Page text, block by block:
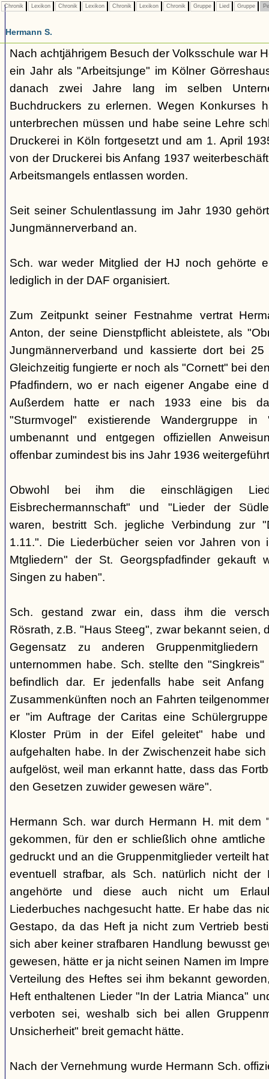
Chronik Lexikon Chronik Lexikon Chronik Lexikon Chronik Gruppe Lied Gruppe
Hermann S.
Nach achtjährigem Besuch der Volksschule war
ein Jahr als "Arbeitsjunge" im Kölner
danach zwei Jahre lang im selben
Buchdruckers zu erlernen. Wegen Konkurses
unterbrechen müssen und habe seine Lehre
Druckerei in Köln fortgesetzt und am 1. April
von der Druckerei bis Anfang 1937
Arbeitsmangels entlassen worden.
Seit seiner Schulentlassung im Jahr 1930
Jungmännerverband an.
Sch. war weder Mitglied der HJ noch gehörte
lediglich in der DAF organisiert.
Zum Zeitpunkt seiner Festnahme vertrat
Anton, der seine Dienstpflicht ableistete, als
Jungmännerverband und kassierte dort bei 25
Gleichzeitig fungierte er noch als "Cornett" bei
Pfadfindern, wo er nach eigener Angabe eine
Außerdem hatte er nach 1933 eine bis
"Sturmvogel" existierende Wandergruppe in
umbenannt und entgegen offiziellen
offenbar zumindest bis ins Jahr 1936
Obwohl bei ihm die einschlägigen
Eisbrechermannschaft" und "Lieder der
waren, bestritt Sch. jegliche Verbindung zur
1.11.". Die Liederbücher seien vor Jahren von
Mtgliedern" der St. Georgspfadfinder gekauft
Singen zu haben".
Sch. gestand zwar ein, dass ihm die
Rösrath, z.B. "Haus Steeg", zwar bekannt seien,
Gegensatz zu anderen
unternommen habe. Sch. stellte den
befindlich dar. Er jedenfalls habe seit
Zusammenkünften noch an Fahrten
er "im Auftrage der Caritas eine
Kloster Prüm in der Eifel geleitet" habe
aufgehalten habe. In der Zwischenzeit habe
aufgelöst, weil man erkannt hatte, dass das
den Gesetzen zuwider gewesen wäre".
Hermann Sch. war durch Hermann H. mit dem
gekommen, für den er schließlich ohne
gedruckt und an die Gruppenmitglieder verteilt
eventuell strafbar, als Sch. natürlich nicht der
angehörte und diese auch nicht um
Liederbuches nachgesucht hatte. Er habe das
Gestapo, da das Heft ja nicht zum Vertrieb
sich aber keiner strafbaren Handlung bewusst
gewesen, hätte er ja nicht seinen Namen im
Verteilung des Heftes sei ihm bekannt
Heft enthaltenen Lieder "In der Latria Mianca"
verboten sei, weshalb sich bei allen
Unsicherheit" breit gemacht hätte.
Nach der Vernehmung wurde Hermann Sch.